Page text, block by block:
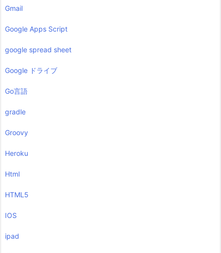
Gmail
Google Apps Script
google spread sheet
Google ドライブ
Go言語
gradle
Groovy
Heroku
Html
HTML5
IOS
ipad